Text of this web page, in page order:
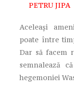
PETRU JIPA
Aceleași
poate între
Dar să facem
semnalează
hegemoniei